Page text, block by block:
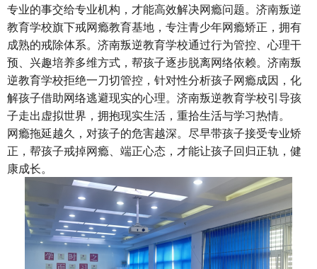
专业的事交给专业机构，才能高效解决网瘾问题。济南叛逆
教育学校旗下戒网瘾教育基地，专注青少年网瘾矫正，拥有
成熟的戒除体系。济南叛逆教育学校通过行为管控、心理干
预、兴趣培养多维方式，帮孩子逐步脱离网络依赖。济南叛
逆教育学校拒绝一刀切管控，针对性分析孩子网瘾成因，化
解孩子借助网络逃避现实的心理。济南叛逆教育学校引导孩
子走出虚拟世界，拥抱现实生活，重拾生活与学习热情。
网瘾拖延越久，对孩子的危害越深。尽早带孩子接受专业矫
正，帮孩子戒掉网瘾、端正心态，才能让孩子回归正轨，健
康成长。